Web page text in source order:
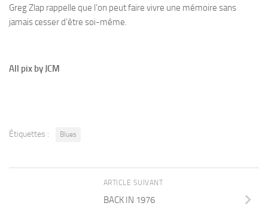
Greg Zlap rappelle que l’on peut faire vivre une mémoire sans
jamais cesser d’être soi-même.
All pix by JCM
Étiquettes : Blues
ARTICLE SUIVANT
BACK IN 1976